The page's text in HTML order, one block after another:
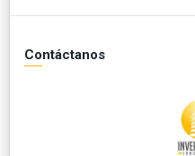
Contáctanos